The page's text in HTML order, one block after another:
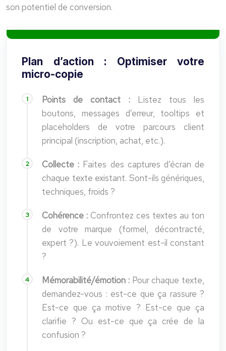
son potentiel de conversion.
Plan d’action : Optimiser votre
micro-copie
Points de contact :Listez tous les
boutons, messages d’erreur, tooltips et
placeholders de votre parcours client
principal (inscription, achat, etc.).
Collecte : Faites des captures d’écran de
chaque texte existant. Sont-ils génériques,
techniques, froids ?
Cohérence : Confrontez ces textes au ton
de votre marque (formel, décontracté,
expert ?). Le vouvoiement est-il constant
?
Mémorabilité/émotion :Pour chaque texte,
demandez-vous : est-ce que ça rassure ?
Est-ce que ça motive ? Est-ce que ça
clarifie ? Ou est-ce que ça crée de la
confusion ?